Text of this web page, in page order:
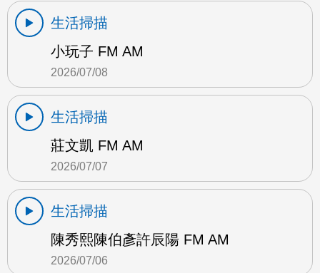
生活掃描
小玩子 FM AM
2026/07/08
生活掃描
莊文凱 FM AM
2026/07/07
生活掃描
陳秀熙陳伯彥許辰陽 FM AM
2026/07/06